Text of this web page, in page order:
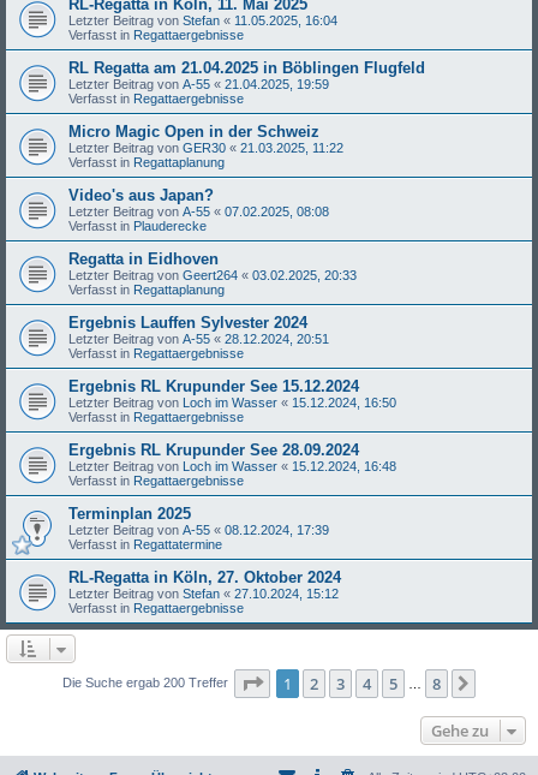
RL-Regatta in Köln, 11. Mai 2025
Letzter Beitrag von Stefan « 11.05.2025, 16:04
Verfasst in Regattaergebnisse
RL Regatta am 21.04.2025 in Böblingen Flugfeld
Letzter Beitrag von A-55 « 21.04.2025, 19:59
Verfasst in Regattaergebnisse
Micro Magic Open in der Schweiz
Letzter Beitrag von GER30 « 21.03.2025, 11:22
Verfasst in Regattaplanung
Video's aus Japan?
Letzter Beitrag von A-55 « 07.02.2025, 08:08
Verfasst in Plauderecke
Regatta in Eidhoven
Letzter Beitrag von Geert264 « 03.02.2025, 20:33
Verfasst in Regattaplanung
Ergebnis Lauffen Sylvester 2024
Letzter Beitrag von A-55 « 28.12.2024, 20:51
Verfasst in Regattaergebnisse
Ergebnis RL Krupunder See 15.12.2024
Letzter Beitrag von Loch im Wasser « 15.12.2024, 16:50
Verfasst in Regattaergebnisse
Ergebnis RL Krupunder See 28.09.2024
Letzter Beitrag von Loch im Wasser « 15.12.2024, 16:48
Verfasst in Regattaergebnisse
Terminplan 2025
Letzter Beitrag von A-55 « 08.12.2024, 17:39
Verfasst in Regattatermine
RL-Regatta in Köln, 27. Oktober 2024
Letzter Beitrag von Stefan « 27.10.2024, 15:12
Verfasst in Regattaergebnisse
Die Suche ergab 200 Treffer Seite 1von
1 2 3 4 5 8
Gehe zu